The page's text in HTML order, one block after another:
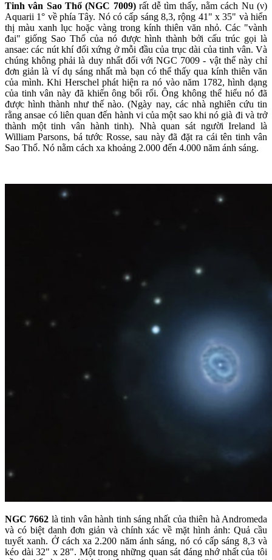
Tinh vân Sao Thổ (NGC 7009)rất dễ tìm thấy, nằm cách Nu (ν)
Aquarii 1° về phía Tây. Nó có cấp sáng 8,3, rộng 41" x 35" và hiển
thị màu xanh lục hoặc vàng trong kính thiên văn nhỏ. Các "vành
đai" giống Sao Thổ của nó được hình thành bởi cấu trúc gọi là
ansae: các nút khí đối xứng ở mỗi đầu của trục dài của tinh vân. Và
chúng không phải là duy nhất đối với NGC 7009 - vật thể này chỉ
đơn giản là ví dụ sáng nhất mà bạn có thể thấy qua kính thiên văn
của mình. Khi Herschel phát hiện ra nó vào năm 1782, hình dạng
của tinh vân này đã khiến ông bối rối. Ông không thể hiểu nó đã
được hình thành như thế nào. (Ngày nay, các nhà nghiên cứu tin
rằng ansae có liên quan đến hành vi của một sao khi nó già đi và trở
thành một tinh vân hành tinh). Nhà quan sát người Ireland là
William Parsons, bá tước Rosse, sau này đã đặt ra cái tên tinh vân
Sao Thổ. Nó nằm cách xa khoảng 2.000 đến 4.000 năm ánh sáng.
NGC 7662 là tinh vân hành tinh sáng nhất của thiên hà Andromeda
và có biệt danh đơn giản và chính xác về mặt hình ảnh: Quả cầu
tuyết xanh. Ở cách xa 2.200 năm ánh sáng, nó có cấp sáng 8,3 và
kéo dài 32" x 28". Một trong những quan sát đáng nhớ nhất của tôi